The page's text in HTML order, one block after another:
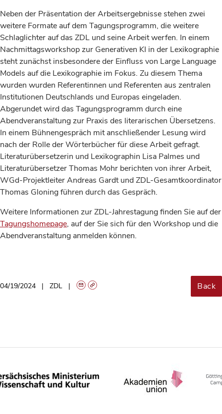
Neben der Präsentation der Arbeitsergebnisse stehen zwei
weitere Formate auf dem Tagungsprogramm, die weitere
Schlaglichter auf das ZDL und seine Arbeit werfen. In einem
Nachmittagsworkshop zur Generativen KI in der Lexikographie
steht zunächst insbesondere der Einfluss von Large Language
Models auf die Lexikographie im Fokus. Zu diesem Thema
wurden wurden Referentinnen und Referenten aus zentralen
Institutionen Deutschlands und Europas eingeladen.
Abgerundet wird das Tagungsprogramm durch eine
Abendveranstaltung zur Praxis des literarischen Übersetzens.
In einem Bühnengespräch mit anschließender Lesung wird
nach der Rolle der Wörterbücher für diese Arbeit gefragt.
Literaturübersetzerin und Lexikographin Lisa Palmes und
Literaturübersetzer Thomas Mohr berichten von ihrer Arbeit,
WGd-Projektleiter Andreas Gardt und ZDL-Gesamtkoordinator
Thomas Gloning führen durch das Gespräch.
Weitere Informationen zur ZDL-Jahrestagung finden Sie auf der
Tagungshomepage, auf der Sie sich für den Workshop und die
Abendveranstaltung anmelden können.
04/19/2024 ZDL Back